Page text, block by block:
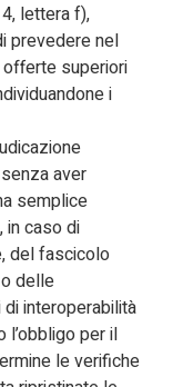
lettera f),
prevedere nel
superiori
i
aver
semplice
in caso di
del fascicolo
delle
interoperabilità
per il
le verifiche